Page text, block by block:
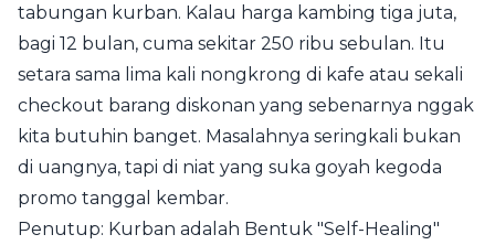
tabungan kurban. Kalau harga kambing tiga juta,
bagi 12 bulan, cuma sekitar 250 ribu sebulan. Itu
setara sama lima kali nongkrong di kafe atau sekali
checkout barang diskonan yang sebenarnya nggak
kita butuhin banget. Masalahnya seringkali bukan
di uangnya, tapi di niat yang suka goyah kegoda
promo tanggal kembar.
Penutup: Kurban adalah Bentuk "Self-Healing"